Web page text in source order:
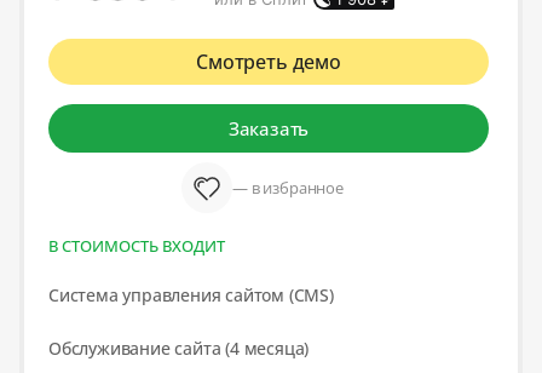
Смотреть демо
Заказать
— в избранное
В СТОИМОСТЬ ВХОДИТ
Система управления сайтом (CMS)
Обслуживание сайта (4 месяца)